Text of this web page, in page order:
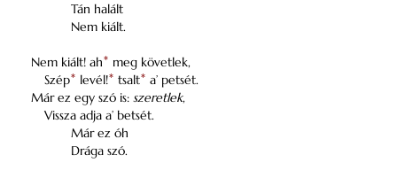
Tán halált
Nem kiált.
Nem kiált! ah* meg követlek,
Szép* levél!* tsalt* a’ petsét.
Már ez egy szó is: szeretlek,
Vissza adja a’ betsét.
Már ez óh
Drága szó.